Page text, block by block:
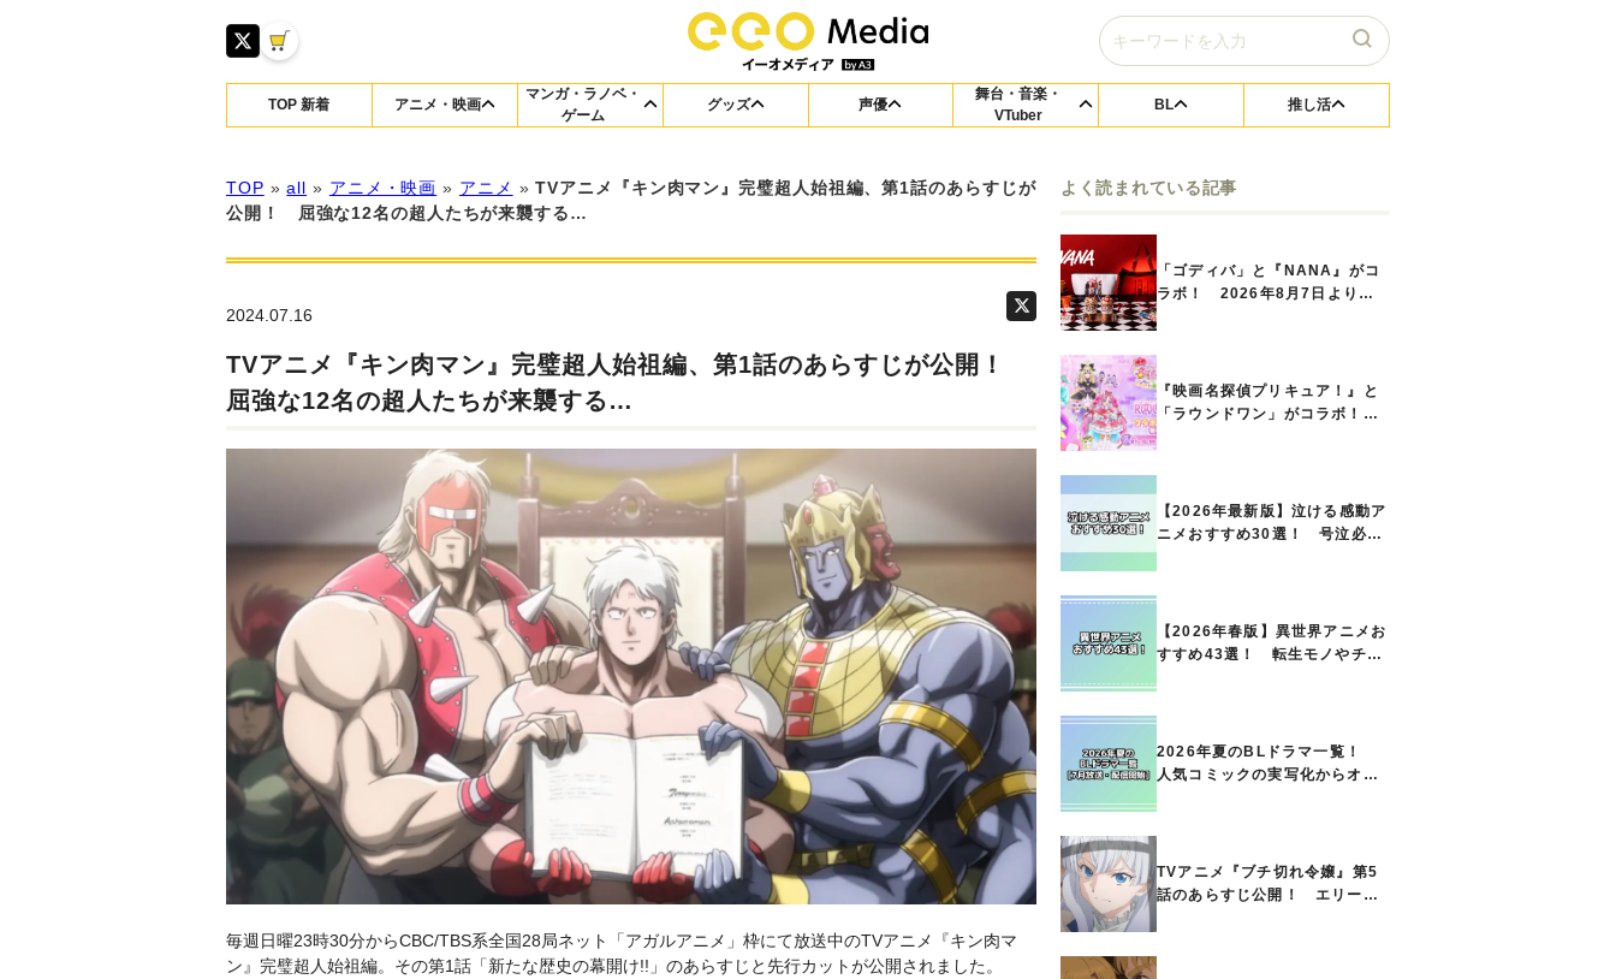
TOP 新着 アニメ・映画
マンガ・ラノベ・
ゲーム
グッズ 声優
舞台・音楽・
VTuber
BL 推し活
TOP »all » アニメ・映画 » アニメ »TVアニメ『キン肉マン』完璧超人始祖編、第1話のあらすじが
公開！ 屈強な12名の超人たちが来襲する…
2024.07.16
TVアニメ『キン肉マン』完璧超人始祖編、第1話のあらすじが公開！
屈強な12名の超人たちが来襲する…
毎週日曜23時30分からCBC/TBS系全国28局ネット「アガルアニメ」枠にて放送中のTVアニメ『キン肉マ
ン』完璧超人始祖編。その第1話「新たな歴史の幕開け!!」のあらすじと先行カットが公開されました。
よく読まれている記事
「ゴディバ」と『NANA』がコ
ラボ！ 2026年8月7日よりシ
『映画名探偵プリキュア！』と
「ラウンドワン」がコラボ！
【2026年最新版】泣ける感動ア
ニメおすすめ30選！ 号泣必須
【2026年春版】異世界アニメお
すすめ43選！ 転生モノやチー
2026年夏のBLドラマ一覧！
人気コミックの実写化からオリ
TVアニメ『ブチ切れ令嬢』第5
話のあらすじ公開！ エリーの